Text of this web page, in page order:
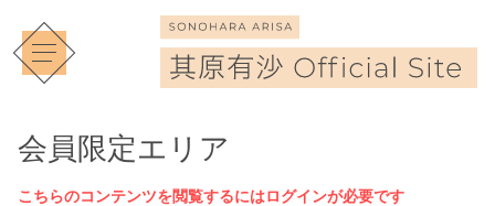
会員限定エリア
こちらのコンテンツを閲覧するにはログインが必要です